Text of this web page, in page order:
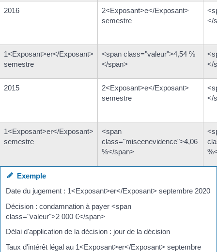
2016
2<Exposant>e</Exposant>
semestre
</
1<Exposant>er</Exposant>
semestre
<span class="valeur">4,54 %
</span>
</
2015
2<Exposant>e</Exposant>
semestre
</
1<Exposant>er</Exposant>
semestre
<span
class="miseenevidence">4,06
%</span>
Exemple
Date du jugement : 1<Exposant>er</Exposant> septembre 2020
Décision : condamnation à payer <span
class="valeur">2 000 €</span>
Délai d'application de la décision : jour de la décision
Taux d'intérêt légal au 1<Exposant>er</Exposant> septembre